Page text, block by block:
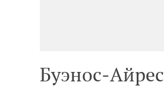
Буэнос-Айрес